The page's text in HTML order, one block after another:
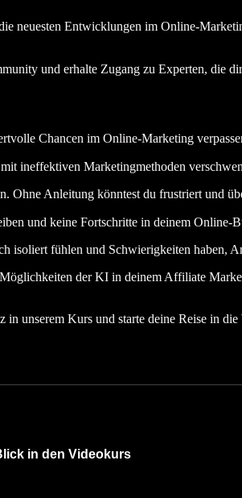
neuesten Entwicklungen im Online-
und erhalte Zugang zu Experten, die
Chancen im Online-Marketing
ineffektiven Marketingmethoden
Ohne Anleitung könntest du frustriert und
und keine Fortschritte in deinem Online-
isoliert fühlen und Schwierigkeiten haben,
der KI in deinem Affiliate
in unserem Kurs und starte deine Reise in
in den Videokurs